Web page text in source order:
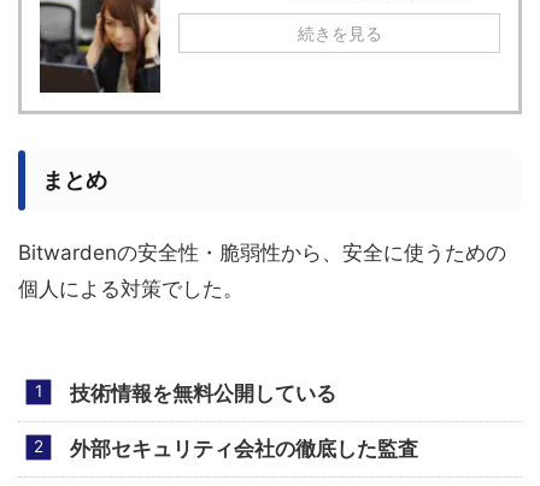
続きを見る
まとめ
Bitwardenの安全性・脆弱性から、安全に使うための
個人による対策でした。
技術情報を無料公開している
外部セキュリティ会社の徹底した監査